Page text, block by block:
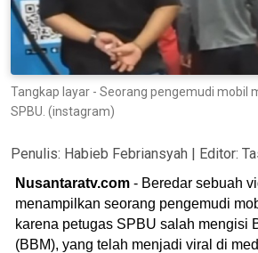
Tangkap layar - Seorang pengemudi mobil
SPBU. (instagram)
Penulis: Habieb Febriansyah | Editor:
Nusantaratv.com - Beredar sebuah
menampilkan seorang pengemudi
karena petugas SPBU salah mengisi
(BBM), yang telah menjadi viral di